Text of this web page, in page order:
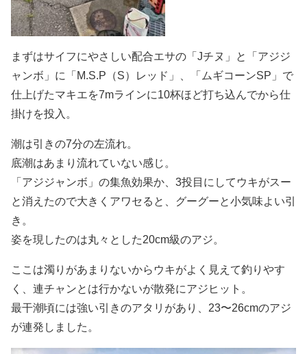
まずはサイフにやさしい配合エサの「Jチヌ」と「アジジ
ャンボ」に「M.S.P（S）レッド」、「ムギコーンSP」で
仕上げたマキエを7mラインに10杯ほど打ち込んでから仕
掛けを投入。
潮は引きの7分の左流れ。
底潮はあまり流れていない感じ。
「アジジャンボ」の集魚効果か、3投目にしてウキがスー
と消えたので大きくアワセると、グーグーと小気味よい引
き。
姿を現したのは丸々とした20cm級のアジ。
ここは濁りがあまりないからウキがよく見えて釣りやす
く、連チャンとは行かないが散発にアジヒット。
最干潮頃には強い引きのアタリがあり、23〜26cmのアジ
が連発しました。